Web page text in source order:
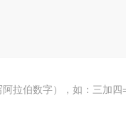
拉伯数字），如：三加四